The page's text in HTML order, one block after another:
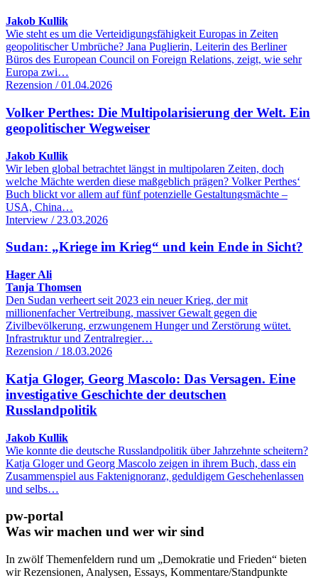
Jakob Kullik
Wie steht es um die Verteidigungsfähigkeit Europas in Zeiten
geopolitischer Umbrüche? Jana Puglierin, Leiterin des Berliner
Büros des European Council on Foreign Relations, zeigt, wie sehr
Europa zwi…
Rezension / 01.04.2026
Volker Perthes: Die Multipolarisierung der Welt. Ein
geopolitischer Wegweiser
Jakob Kullik
Wir leben global betrachtet längst in multipolaren Zeiten, doch
welche Mächte werden diese maßgeblich prägen? Volker Perthes‘
Buch blickt vor allem auf fünf potenzielle Gestaltungsmächte –
USA, China…
Interview / 23.03.2026
Sudan: „Kriege im Krieg“ und kein Ende in Sicht?
Hager Ali
Tanja Thomsen
Den Sudan verheert seit 2023 ein neuer Krieg, der mit
millionenfacher Vertreibung, massiver Gewalt gegen die
Zivilbevölkerung, erzwungenem Hunger und Zerstörung wütet.
Infrastruktur und Zentralregier…
Rezension / 18.03.2026
Katja Gloger, Georg Mascolo: Das Versagen. Eine
investigative Geschichte der deutschen
Russlandpolitik
Jakob Kullik
Wie konnte die deutsche Russlandpolitik über Jahrzehnte scheitern?
Katja Gloger und Georg Mascolo zeigen in ihrem Buch, dass ein
Zusammenspiel aus Faktenignoranz, geduldigem Geschehenlassen
und selbs…
pw-portal
Was wir machen und wer wir sind
In zwölf Themenfeldern rund um „Demokratie und Frieden“ bieten
wir Rezensionen, Analysen, Essays, Kommentare/Standpunkte